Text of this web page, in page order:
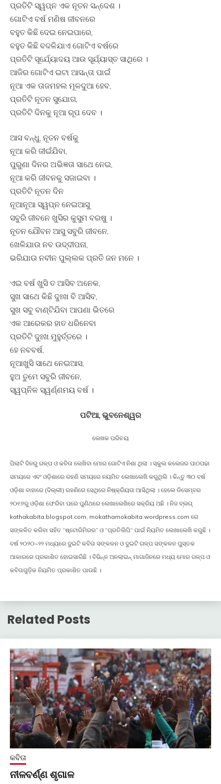
ପ୍ରତିଟି ସ୍ୱପ୍ନ ଏକ ନୂତନ ସନ୍ଦେଶ ।
ଗୋଟିଏ ବର୍ଷ ମଣିଷ ଜୀବନରେ
ବହୁତ କିଛି ଦେଇ ନେଇପାରେ,
ବହୁତ କିଛି ବଦଳିଯାଏ ଗୋଟିଏ ବର୍ଷରେ
ପ୍ରତିଟି ସୂର୍ଯ୍ୟୋଦୟ ଆଉ ସୂର୍ଯ୍ୟାସ୍ତ ସାଥିରେ ।
ଆଜିର ଗୋଟିଏ ଇଟା ଆସନ୍ତା ପାଇଁ
ନୂଆ ଏକ ତାଜମହଲ ମୂଳଦୁଆ ହେବ,
ପ୍ରତିଟି ନୂତନ ସୁଯୋଗ,
ପ୍ରତିଟି ଦିନକୁ ନୂଆ ରୂପ ଦେବ ।
ଆସ ବନ୍ଧୁ, ନୂତନ ବର୍ଷକୁ
ନୂଆ କରି ଜୀଇଁଯିବା,
ପୁରୁଣା ଦିନର ଅଭିଜ୍ଞତା ସାଥେ ନେଇ,
ନୂଆ କରି ଜୀବନକୁ ସଜାଇବା ।
ପ୍ରତିଟି ନୂତନ ଦିନ
ନୂଆନୂଆ ସ୍ୱପ୍ନ ନେଇଆସୁ
ସବୁରି ଜୀବନେ ଖୁସିର କୁସୁମ ବରଷୁ ।
ନୂତନ ଯୌବନ ଆସୁ ସବୁରି ଜୀବନେ,
ଖେଳିଯାଉ ନବ ଉଦ୍ଦୀପନା,
ଭରିଯାଉ ନବୀନ ପୁଲ୍ଲକ ପ୍ରତି ଜନ ମନେ ।
ଏଇ ବର୍ଷ ଖୁସି ତ ଆସିବ ଅନେକ,
ସୁଖ ସାଥେ କିଛି ଦୁଃଖ ବି ଆସିବ,
ସୁଖ ସବୁ ବାଣ୍ଟିଯିବା ଆପଣା ଭିତରେ
ଏକ ଆରେକର ହାତ ଧରିନେବା
ପ୍ରତିଟି ଦୁଃଖ ମୁହୁର୍ତ୍ତରେ ।
ହେ ନବବର୍ଷ,
ନୂଆଖୁସି ସାଥେ ନେଇଆସ,
ହୁଅ ତୁମେ ସବୁରି ଜୀବନେ,
ସ୍ୱପ୍ନିଳ ସ୍ୱର୍ଣ୍ଣମୟ ବର୍ଷ ।
ପଟିଆ, ଭୁବନେଶ୍ୱର
ଲେଖକ ପରିଚୟ
ପିଲାଟି ଦିନରୁ ଗଳ୍ପ ଓ କବିତା ଲେଖିବା ମୋର ଗୋଟିଏ ନିଶା ଥିଲା । ସ୍କୁଲ କଲେଜର ପାଠପଢା
ସମୟରେ ଏବଂ ଓଡ଼ିଶାରେ ରହଣି ସମୟରେ ନୟମିତ ଲେଖାଲେଖି କରୁଥିଲି । କିନ୍ତୁ ୩୦ ବର୍ଷ
ଓଡ଼ିଶା ବାହାରେ (ଦିଲ୍ଲୀ) ରହଣିରେ ସେଥିରେ ନିଷ୍କ୍ରିୟତା ଆସିଥିଲା । ହେଲେ ଡିସେମ୍ବର
୨୦୧୬ରୁ ଓଡ଼ିଶା ଫେରିବା ପରେ ପୁଣିଥରେ ଲେଖାଲେଖିରେ ସକ୍ରିୟ ଅଛି । ନିଜ ବ୍ଲଗ୍
kathakabita.blogspot.com, mokathamokabita.wordpress.com ରେ
ସଙ୍କଳିତ କରିବା ସହିତ “ଷ୍ଟୋରିମିରର” ଓ “ପ୍ରତିଲିପି” ପାଇଁ ନିୟମିତ ଲେଖାଲେଖି କରୁଛି ।
ବର୍ଷ ୨୦୨୦~୨୨ ମଧ୍ୟରେ ଦୁଇଟି କବିତା ସଙ୍କଳନ ଓ ଦୁଇଟି ଗଳ୍ପ ସଙ୍କଳନ ପୁସ୍ତକ
ଆକାରରେ ପ୍ରକାଶିତ ହୋଇସାରିଛି । ବିଭିନ୍ନ ଅନଲାଇନ୍ ମାଗାଜିନରେ ମଧ୍ୟ ମୋର ଗଳ୍ପ ଓ
କବିତାଗୁଡ଼ିକ ନିୟମିତ ପ୍ରକାଶିତ ପାଉଛି ।
Related Posts
କବିତା
ନୀଳବର୍ଣ୍ଣ ଶୃଗାଳ